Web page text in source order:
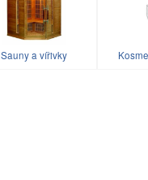
Sauny a vířivky